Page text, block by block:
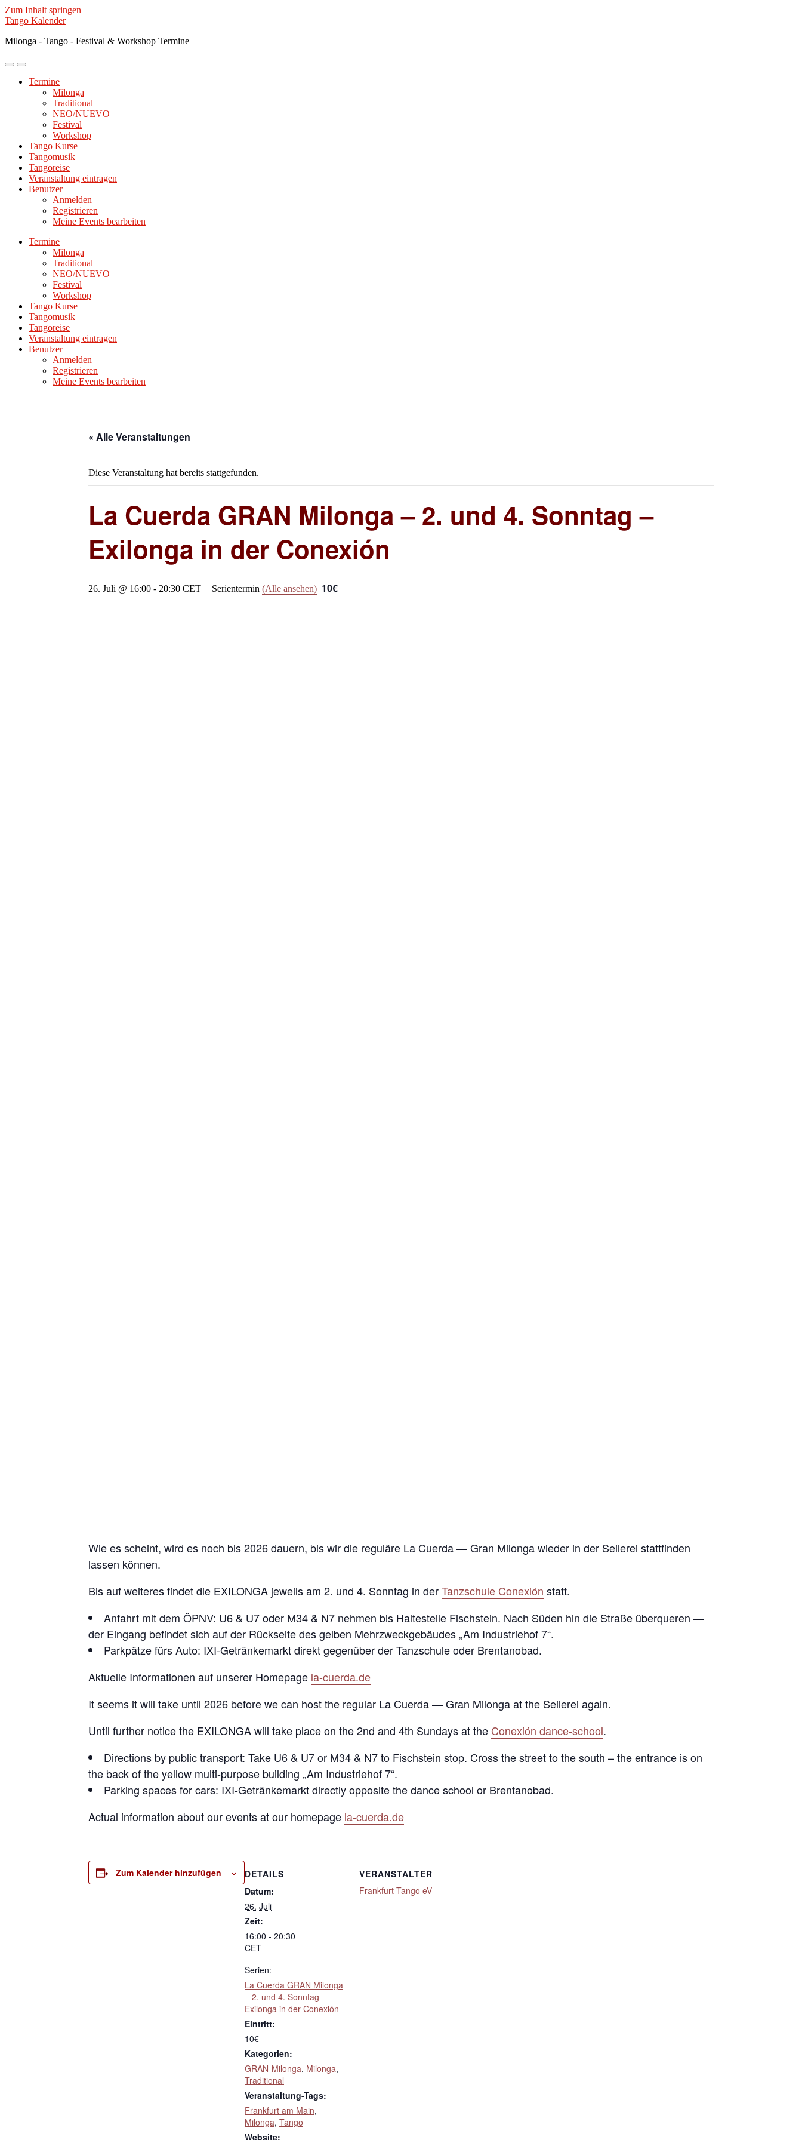
Zum Inhalt springen
Tango Kalender
Milonga - Tango - Festival & Workshop Termine
Mobile-
ein-/ausblenden
Suchfeld
ein-/ausblenden
Termine
Milonga
Traditional
NEO/NUEVO
Festival
Workshop
Tango Kurse
Tangomusik
Tangoreise
Veranstaltung eintragen
Benutzer
Anmelden
Registrieren
Meine Events bearbeiten
Termine
Milonga
Traditional
NEO/NUEVO
Festival
Workshop
Tango Kurse
Tangomusik
Tangoreise
Veranstaltung eintragen
Benutzer
Anmelden
Registrieren
Meine Events bearbeiten
« Alle Veranstaltungen
Diese Veranstaltung hat bereits stattgefunden.
La Cuerda GRAN Milonga – 2. und 4. Sonntag –
Exilonga in der Conexión
26. Juli @ 16:00 - 20:30 CET Serientermin (Alle ansehen) 10€
Wie es scheint, wird es noch bis 2026 dauern, bis wir die reguläre La Cuerda — Gran Milonga wieder in der Seilerei stattfinden
lassen können.
Bis auf weiteres findet die EXILONGA jeweils am 2. und 4. Sonntag in derTanzschule Conexión statt.
Anfahrt mit dem ÖPNV: U6 & U7 oder M34 & N7 nehmen bis Haltestelle Fischstein. Nach Süden hin die Straße überqueren —
der Eingang befindet sich auf der Rückseite des gelben Mehrzweckgebäudes „Am Industriehof 7“.
Parkpätze fürs Auto: IXI-Getränkemarkt direkt gegenüber der Tanzschule oder Brentanobad.
Aktuelle Informationen auf unserer Homepage la-cuerda.de
It seems it will take until 2026 before we can host the regular La Cuerda — Gran Milonga at the Seilerei again.
Until further notice the EXILONGA will take place on the 2nd and 4th Sundays at the Conexión dance-school.
Directions by public transport: Take U6 & U7 or M34 & N7 to Fischstein stop. Cross the street to the south – the entrance is on
the back of the yellow multi-purpose building „Am Industriehof 7“.
Parking spaces for cars: IXI-Getränkemarkt directly opposite the dance school or Brentanobad.
Actual information about our events at our homepage la-cuerda.de
Zum Kalender hinzufügen
DETAILS
Datum:
26. Juli
Zeit:
16:00 - 20:30
CET
Serien:
La Cuerda GRAN Milonga
– 2. und 4. Sonntag –
Exilonga in der Conexión
Eintritt:
10€
Kategorien:
GRAN-Milonga, Milonga,
Traditional
Veranstaltung-Tags:
Frankfurt am Main,
Milonga, Tango
Website:
VERANSTALTER
Frankfurt Tango eV